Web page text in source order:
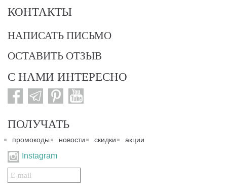
КОНТАКТЫ
НАПИСАТЬ ПИСЬМО
ОСТАВИТЬ ОТЗЫВ
С НАМИ ИНТЕРЕСНО
ПОЛУЧАТЬ
промокоды новости скидки акции
Instagram
Подписаться
на